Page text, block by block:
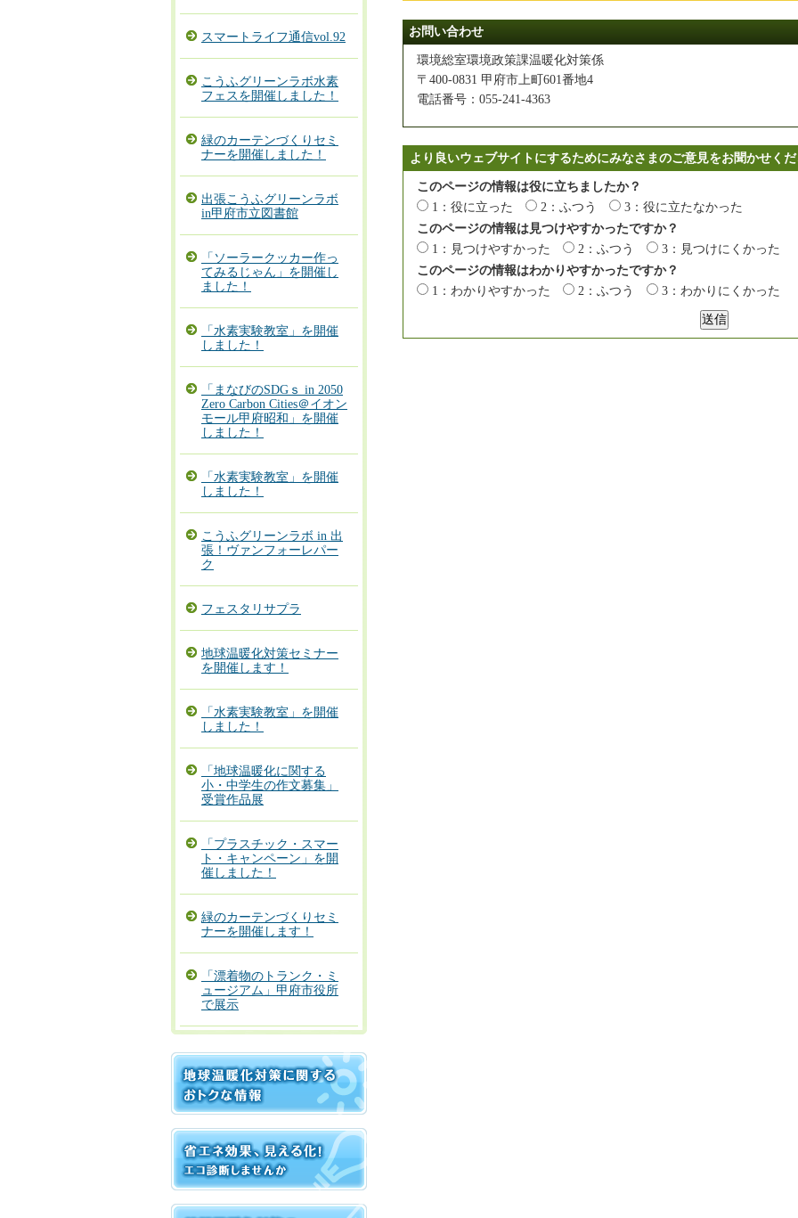
スマートライフ通信vol.92
こうふグリーンラボ水素
フェスを開催しました！
緑のカーテンづくりセミ
ナーを開催しました！
出張こうふグリーンラボ
in甲府市立図書館
「ソーラークッカー作っ
てみるじゃん」を開催し
ました！
「水素実験教室」を開催
しました！
「まなびのSDGｓ in 2050
Zero Carbon Cities＠イオン
モール甲府昭和」を開催
しました！
「水素実験教室」を開催
しました！
こうふグリーンラボ in 出
張！ヴァンフォーレパー
ク
フェスタリサプラ
地球温暖化対策セミナー
を開催します！
「水素実験教室」を開催
しました！
「地球温暖化に関する
小・中学生の作文募集」
受賞作品展
「プラスチック・スマー
ト・キャンペーン」を開
催しました！
緑のカーテンづくりセミ
ナーを開催します！
「漂着物のトランク・ミ
ュージアム」甲府市役所
で展示
お問い合わせ
環境総室環境政策課温暖化対策係
〒400-0831 甲府市上町601番地4
電話番号：055-241-4363
より良いウェブサイトにするためにみなさまのご意見をお聞かせく
このページの情報は役に立ちましたか？
1：役に立った
2：ふつう
3：役に立たなかった
このページの情報は見つけやすかったですか？
1：見つけやすかった
2：ふつう
3：見つけにくかった
このページの情報はわかりやすかったですか？
1：わかりやすかった
2：ふつう 3：わかりにくかった